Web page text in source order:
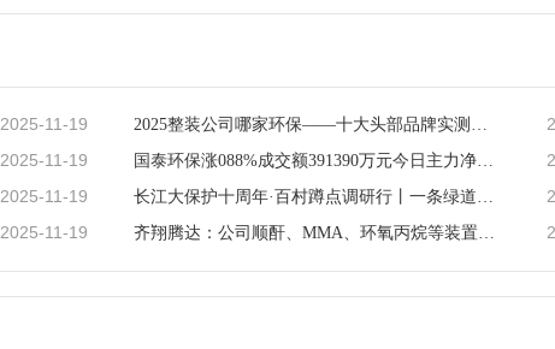
2025-11-19 2025整装公司哪家环保——十大头部品牌实测环保与品质哪家先行？
2025-11-19 国泰环保涨088%成交额391390万元今日主力净流入-10583万
2025-11-19 长江大保护十周年·百村蹲点调研行丨一条绿道串起272种鸟类、60亿产值与万家幸福“湿”意栖居生态惠民
2025-11-19 齐翔腾达：公司顺酐、MMA、环氧丙烷等装置均采用行业较为先进、环保的工艺技术